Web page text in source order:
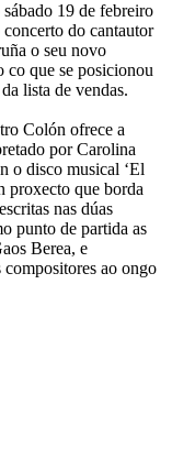
19 de febreiro
do cantautor
o seu novo
co que se posicionou
lista de vendas.
Colón ofrece a
por Carolina
o disco musical ‘El
proxecto que borda
nas dúas
punto de partida as
Berea, e
compositores ao ongo